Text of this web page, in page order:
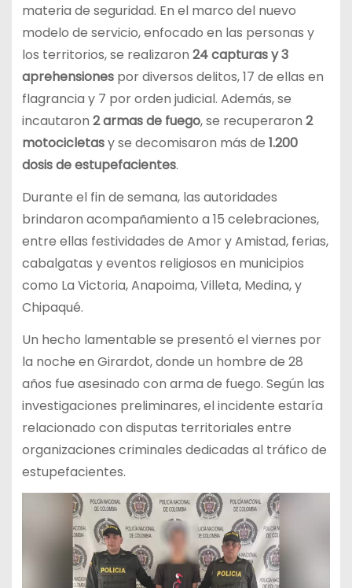
materia de seguridad. En el marco del nuevo
modelo de servicio, enfocado en las personas y
los territorios, se realizaron 24 capturas y 3
aprehensionespor diversos delitos, 17 de ellas en
flagrancia y 7 por orden judicial. Además, se
incautaron 2 armas de fuego, se recuperaron 2
motocicletasy se decomisaron más de 1.200
dosis de estupefacientes.
Durante el fin de semana, las autoridades
brindaron acompañamiento a 15 celebraciones,
entre ellas festividades de Amor y Amistad, ferias,
cabalgatas y eventos religiosos en municipios
como La Victoria, Anapoima, Villeta, Medina, y
Chipaqué.
Un hecho lamentable se presentó el viernes por
la noche en Girardot, donde un hombre de 28
años fue asesinado con arma de fuego. Según las
investigaciones preliminares, el incidente estaría
relacionado con disputas territoriales entre
organizaciones criminales dedicadas al tráfico de
estupefacientes.